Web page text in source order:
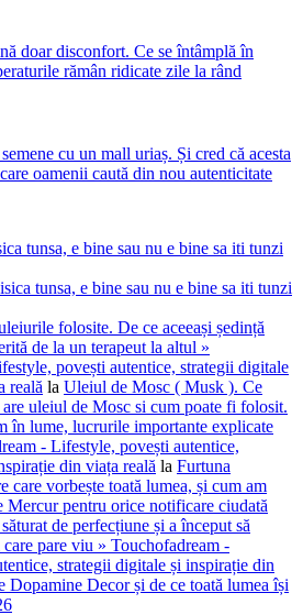
doar disconfort. Ce se întâmplă în
rămân ridicate zile la rând
cu un mall uriaș. Și cred că acesta
oamenii caută din nou autenticitate
tunsa, e bine sau nu e bine sa iti tunzi
tunsa, e bine sau nu e bine sa iti tunzi
folosite. De ce aceeași ședință
de la un terapeut la altul »
povești autentice, strategii digitale
reală la Uleiul de Mosc ( Musk ). Ce
uleiul de Mosc si cum poate fi folosit.
în lume, lucrurile importante explicate
- Lifestyle, povești autentice,
din viața reală la Furtuna
care vorbește toată lumea, și cum am
Mercur pentru orice notificare ciudată
de perfecțiune și a început să
pare viu » Touchofadream -
strategii digitale și inspirație din
Dopamine Decor și de ce toată lumea își